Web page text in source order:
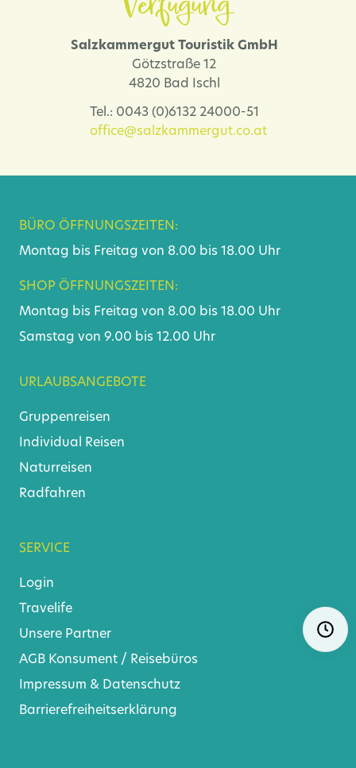
Salzkammergut Touristik GmbH
Götzstraße 12
4820 Bad Ischl
Tel.: 0043 (0)6132 24000-51
office@salzkammergut.co.at
BÜRO ÖFFNUNGSZEITEN:
Montag bis Freitag von 8.00 bis 18.00 Uhr
SHOP ÖFFNUNGSZEITEN:
Montag bis Freitag von 8.00 bis 18.00 Uhr
Samstag von 9.00 bis 12.00 Uhr
URLAUBSANGEBOTE
Gruppenreisen
Individual Reisen
Naturreisen
Radfahren
SERVICE
Login
Travelife
Unsere Partner
AGB Konsument / Reisebüros
Impressum & Datenschutz
Barrierefreiheitserklärung